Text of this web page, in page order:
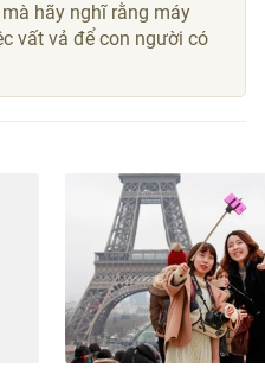
hãy nghĩ rằng máy
vất vả để con người có